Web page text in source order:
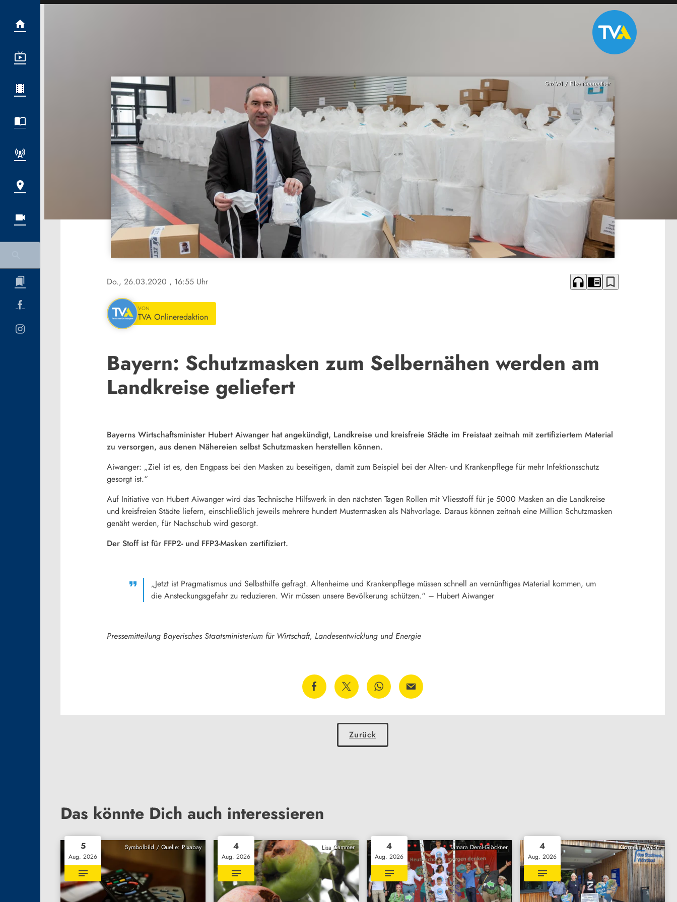
StMWI / Elke Neureuther
Do., 26.03.2020 , 16:55 Uhr headphones chrome_reader_mode bookmark_border
VON
TVA Onlineredaktion
Bayern: Schutzmasken zum Selbernähen werden am
Landkreise geliefert
Bayerns Wirtschaftsminister Hubert Aiwanger hat angekündigt, Landkreise und kreisfreie Städte im Freistaat zeitnah mit zertifiziertem Material
zu versorgen, aus denen Nähereien selbst Schutzmasken herstellen können.
Aiwanger: „Ziel ist es, den Engpass bei den Masken zu beseitigen, damit zum Beispiel bei der Alten- und Krankenpflege für mehr Infektionsschutz
gesorgt ist.“
Auf Initiative von Hubert Aiwanger wird das Technische Hilfswerk in den nächsten Tagen Rollen mit Vliesstoff für je 5000 Masken an die Landkreise
und kreisfreien Städte liefern, einschließlich jeweils mehrere hundert Mustermasken als Nähvorlage. Daraus können zeitnah eine Million Schutzmasken
genäht werden, für Nachschub wird gesorgt.
Der Stoff ist für FFP2- und FFP3-Masken zertifiziert.
„Jetzt ist Pragmatismus und Selbsthilfe gefragt. Altenheime und Krankenpflege müssen schnell an vernünftiges Material kommen, um
die Ansteckungsgefahr zu reduzieren. Wir müssen unsere Bevölkerung schützen.“ – Hubert Aiwanger
Pressemitteilung Bayerisches Staatsministerium für Wirtschaft, Landesentwicklung und Energie
Zurück
Das könnte Dich auch interessieren
Symbolbild / Quelle: Pixabay
5
Aug. 2026
Lisa Gammer
4
Aug. 2026
Tamara Deml-Glöckner
4
Aug. 2026
Cornelia Wabra
4
Aug. 2026